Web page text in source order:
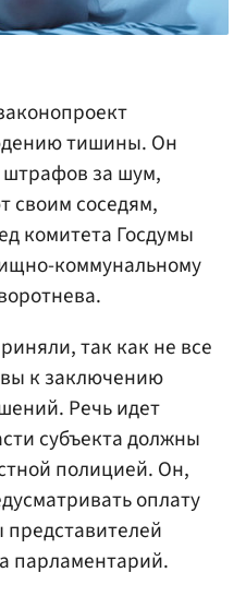
тишины. Он
штрафов за шум,
своим соседям,
комитета Госдумы
коммунальному
так как не все
к заключению
Речь идет
субъекта должны
полицией. Он,
оплату
парламентарий.